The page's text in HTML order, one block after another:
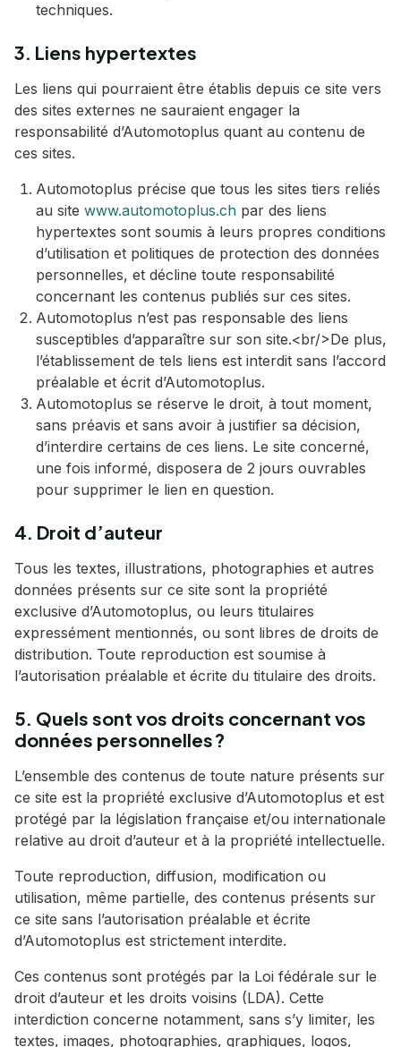
techniques.
3. Liens hypertextes
Les liens qui pourraient être établis depuis ce site vers
des sites externes ne sauraient engager la
responsabilité d’Automotoplus quant au contenu de
ces sites.
Automotoplus précise que tous les sites tiers reliés
au site www.automotoplus.ch par des liens
hypertextes sont soumis à leurs propres conditions
d’utilisation et politiques de protection des données
personnelles, et décline toute responsabilité
concernant les contenus publiés sur ces sites.
Automotoplus n’est pas responsable des liens
susceptibles d’apparaître sur son site.<br/>De plus,
l’établissement de tels liens est interdit sans l’accord
préalable et écrit d’Automotoplus.
Automotoplus se réserve le droit, à tout moment,
sans préavis et sans avoir à justifier sa décision,
d’interdire certains de ces liens. Le site concerné,
une fois informé, disposera de 2 jours ouvrables
pour supprimer le lien en question.
4. Droit d’auteur
Tous les textes, illustrations, photographies et autres
données présents sur ce site sont la propriété
exclusive d’Automotoplus, ou leurs titulaires
expressément mentionnés, ou sont libres de droits de
distribution. Toute reproduction est soumise à
l’autorisation préalable et écrite du titulaire des droits.
5. Quels sont vos droits concernant vos
données personnelles ?
L’ensemble des contenus de toute nature présents sur
ce site est la propriété exclusive d’Automotoplus et est
protégé par la législation française et/ou internationale
relative au droit d’auteur et à la propriété intellectuelle.
Toute reproduction, diffusion, modification ou
utilisation, même partielle, des contenus présents sur
ce site sans l’autorisation préalable et écrite
d’Automotoplus est strictement interdite.
Ces contenus sont protégés par la Loi fédérale sur le
droit d’auteur et les droits voisins (LDA). Cette
interdiction concerne notamment, sans s’y limiter, les
textes, images, photographies, graphiques, logos,